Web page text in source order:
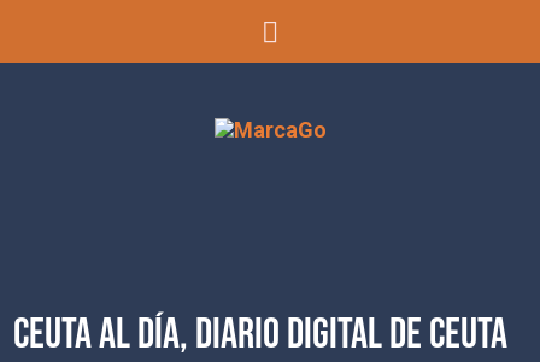
CEUTA AL DÍA, DIARIO DIGITAL DE CEUTA